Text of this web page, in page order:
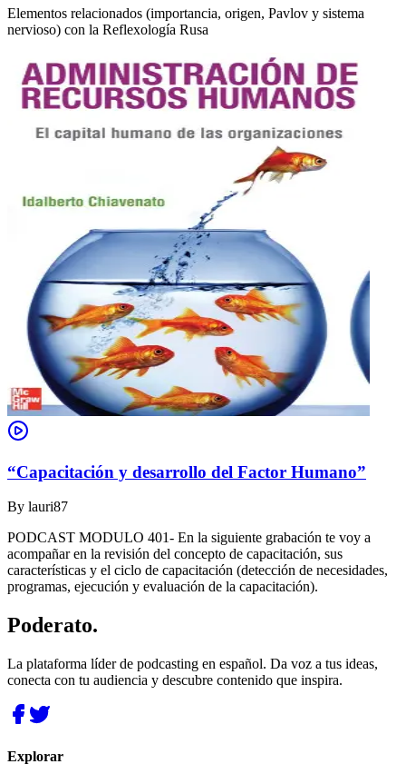
Elementos relacionados (importancia, origen, Pavlov y sistema
nervioso) con la Reflexología Rusa
“Capacitación y desarrollo del Factor Humano”
By lauri87
PODCAST MODULO 401- En la siguiente grabación te voy a
acompañar en la revisión del concepto de capacitación, sus
características y el ciclo de capacitación (detección de necesidades,
programas, ejecución y evaluación de la capacitación).
Poderato.
La plataforma líder de podcasting en español. Da voz a tus ideas,
conecta con tu audiencia y descubre contenido que inspira.
Explorar